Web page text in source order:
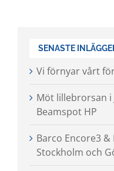
SENASTE
Vi förnyar vårt
Möt lillebrorsan i
Beamspot HP
Barco Encore3
Stockholm och